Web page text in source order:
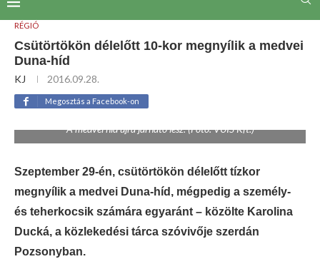
RÉGIÓ
Csütörtökön délelőtt 10-kor megnyílik a medvei
Duna-híd
KJ 2016.09.28.
Megosztás a Facebook-on
A medvei híd újra járható lesz. (Fotó: VÚIS Kft.)
Szeptember 29-én, csütörtökön délelőtt tízkor
megnyílik a medvei Duna-híd, mégpedig a személy-
és teherkocsik számára egyaránt – közölte Karolina
Ducká, a közlekedési tárca szóvivője szerdán
Pozsonyban.